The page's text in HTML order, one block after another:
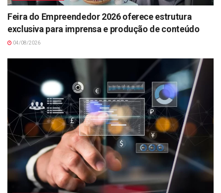
Feira do Empreendedor 2026 oferece estrutura
exclusiva para imprensa e produção de conteúdo
04/08/2026